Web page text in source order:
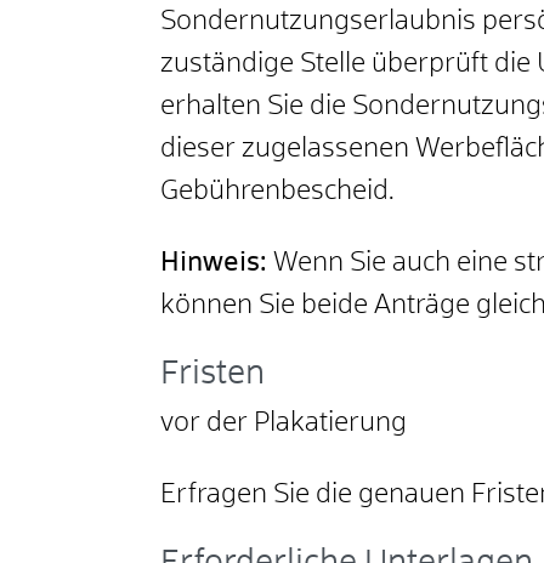
Sondernutzungserlaubnis
zuständige Stelle überprüft die
erhalten Sie die
dieser zugelassenen
Gebührenbescheid.
Hinweis: Wenn Sie auch eine
können Sie beide Anträge
Fristen
vor der Plakatierung
Erfragen Sie die genauen